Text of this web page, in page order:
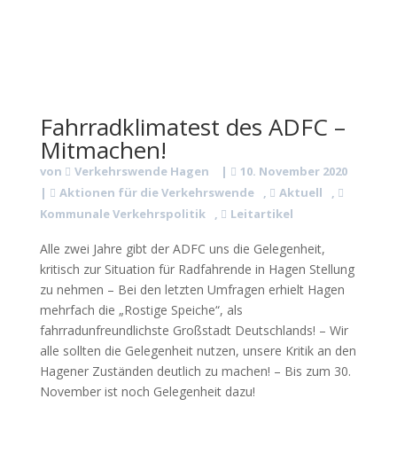
Fahrradklimatest des ADFC –
Mitmachen!
von Verkehrswende Hagen |
10. November 2020
|
Aktionen für die Verkehrswende , Aktuell
,
Kommunale Verkehrspolitik
, Leitartikel
Alle zwei Jahre gibt der ADFC uns die Gelegenheit,
kritisch zur Situation für Radfahrende in Hagen Stellung
zu nehmen – Bei den letzten Umfragen erhielt Hagen
mehrfach die „Rostige Speiche“, als
fahrradunfreundlichste Großstadt Deutschlands! – Wir
alle sollten die Gelegenheit nutzen, unsere Kritik an den
Hagener Zuständen deutlich zu machen! – Bis zum 30.
November ist noch Gelegenheit dazu!